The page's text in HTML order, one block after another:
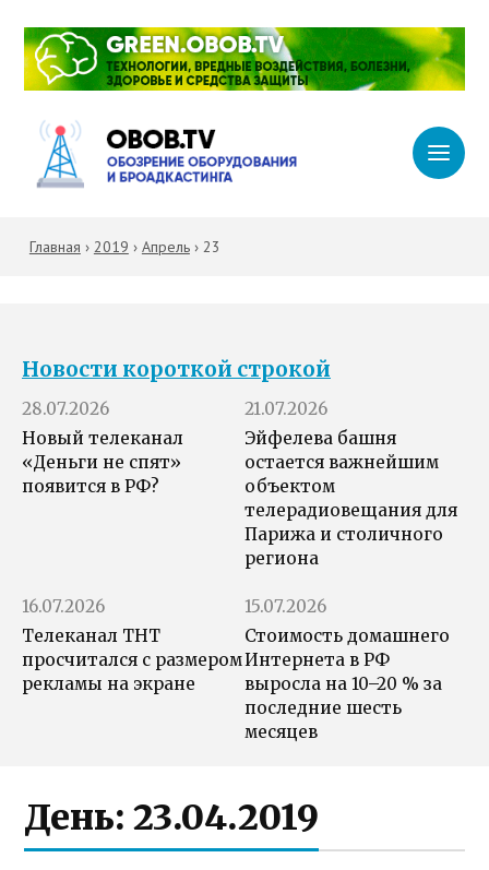
Главная › 2019 › Апрель› 23
Новости короткой строкой
28.07.2026
Новый телеканал
«Деньги не спят»
появится в РФ?
21.07.2026
Эйфелева башня
остается важнейшим
объектом
телерадиовещания для
Парижа и столичного
региона
16.07.2026
Телеканал ТНТ
просчитался с размером
рекламы на экране
15.07.2026
Стоимость домашнего
Интернета в РФ
выросла на 10–20 % за
последние шесть
месяцев
День:23.04.2019